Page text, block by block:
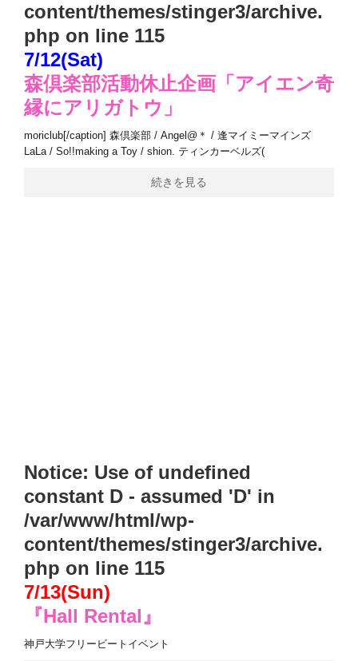
content/themes/stinger3/archive.
php on line 115
7/12(Sat)
森倶楽部活動休止企画「アイエン奇
縁にアリガトウ」
moriclub[/caption] 森倶楽部 / Angel@＊ / 逢マイミーマインズ
LaLa / So!!making a Toy / shion. ティンカーベルズ(
続きを見る
Notice: Use of undefined
constant D - assumed 'D' in
/var/www/html/wp-
content/themes/stinger3/archive.
php on line 115
7/13(Sun)
『Hall Rental』
神戸大学フリービートイベント